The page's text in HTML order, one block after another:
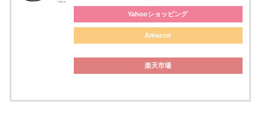
Yahooショッピング
Amazon
楽天市場